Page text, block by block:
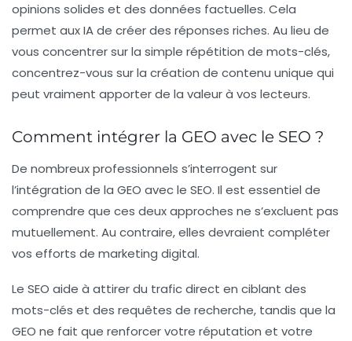
opinions solides et des données factuelles. Cela
permet aux IA de créer des réponses riches. Au lieu de
vous concentrer sur la simple répétition de mots-clés,
concentrez-vous sur la création de contenu unique qui
peut vraiment apporter de la valeur à vos lecteurs.
Comment intégrer la GEO avec le SEO ?
De nombreux professionnels s’interrogent sur
l’intégration de la GEO avec le SEO. Il est essentiel de
comprendre que ces deux approches ne s’excluent pas
mutuellement. Au contraire, elles devraient compléter
vos efforts de marketing digital.
Le SEO aide à attirer du trafic direct en ciblant des
mots-clés et des requêtes de recherche, tandis que la
GEO ne fait que renforcer votre réputation et votre